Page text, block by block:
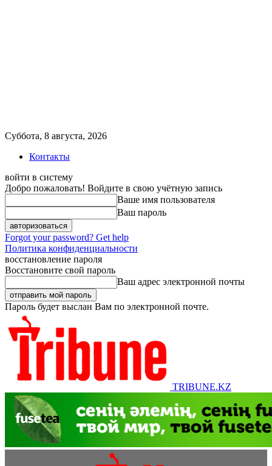
Суббота, 8 августа, 2026
Контакты
войти в систему
Добро пожаловать! Войдите в свою учётную запись
Ваше имя пользователя
Ваш пароль
Forgot your password? Get help
Политика конфиденциальности
восстановление пароля
Восстановите свой пароль
Ваш адрес электронной почты
Пароль будет выслан Вам по электронной почте.
TRIBUNE.KZ